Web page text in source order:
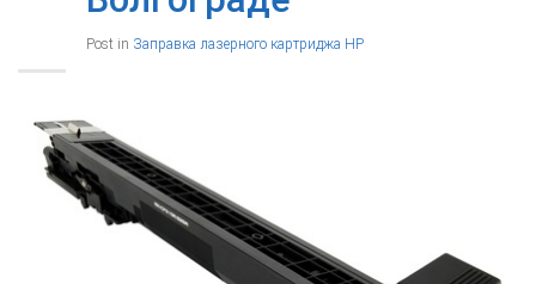
Post in Заправка лазерного картриджа HP